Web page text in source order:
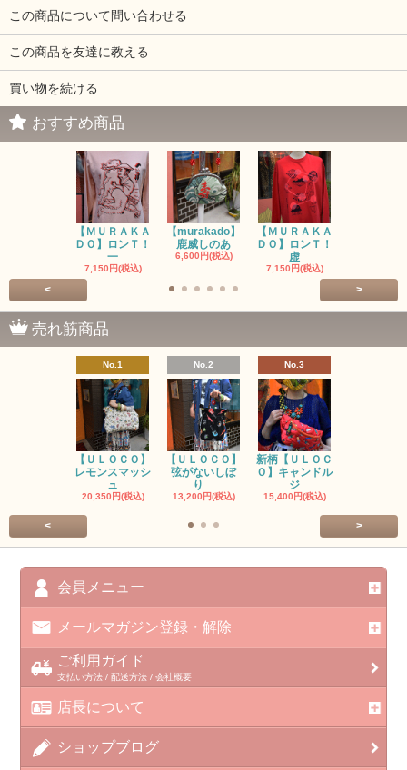
この商品について問い合わせる
この商品を友達に教える
買い物を続ける
おすすめ商品
【ＭＵＲＡＫＡ
ＤＯ】ロンＴ！
一
7,150円(税込)
【murakado】
鹿威しのあ
6,600円(税込)
【ＭＵＲＡＫＡ
ＤＯ】ロンＴ！
虚
7,150円(税込)
< >
売れ筋商品
No.1
【ＵＬＯＣＯ】
レモンスマッシ
ュ
20,350円(税込)
No.2
【ＵＬＯＣＯ】
弦がないしぼ
り
13,200円(税込)
No.3
新柄【ＵＬＯＣ
Ｏ】キャンドル
ジ
15,400円(税込)
< >
会員メニュー
メールマガジン登録・解除
ご利用ガイド
支払い方法 / 配送方法 / 会社概要
店長について
ショップブログ